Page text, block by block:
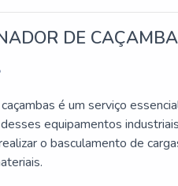
DE
é um serviço
equipamentos
o basculamento de